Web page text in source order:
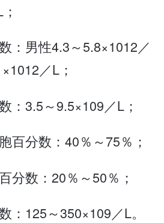
：男性4.3～5.8×1012／
／L；
：3.5～9.5×109／L；
百分数：40％～75％；
分数：20％～50％；
：125～350×109／L。